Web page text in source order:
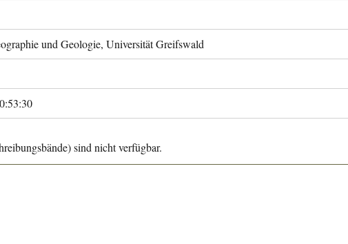
und Geologie, Universität Greifswald
sind nicht verfügbar.